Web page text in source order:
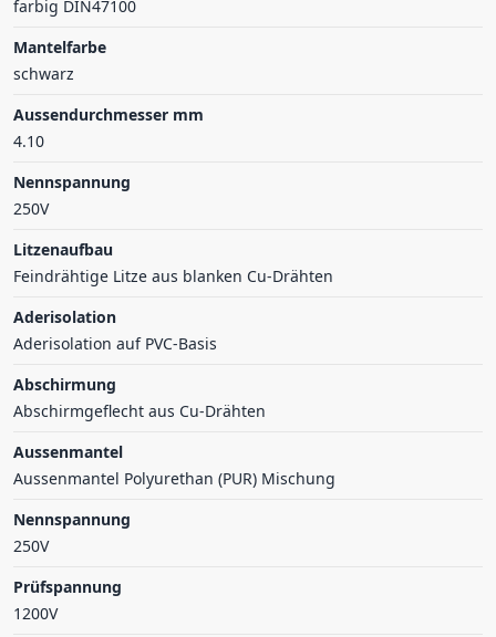
farbig DIN47100
Mantelfarbe
schwarz
Aussendurchmesser mm
4.10
Nennspannung
250V
Litzenaufbau
Feindrähtige Litze aus blanken Cu-Drähten
Aderisolation
Aderisolation auf PVC-Basis
Abschirmung
Abschirmgeflecht aus Cu-Drähten
Aussenmantel
Aussenmantel Polyurethan (PUR) Mischung
Nennspannung
250V
Prüfspannung
1200V